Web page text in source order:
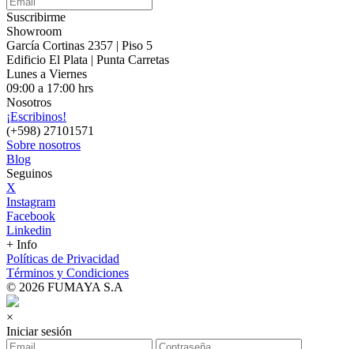
Suscribirme
Showroom
García Cortinas 2357 | Piso 5
Edificio El Plata | Punta Carretas
Lunes a Viernes
09:00 a 17:00 hrs
Nosotros
¡Escribinos!
(+598) 27101571
Sobre nosotros
Blog
Seguinos
X
Instagram
Facebook
Linkedin
+ Info
Políticas de Privacidad
Términos y Condiciones
© 2026 FUMAYA S.A
×
Iniciar sesión